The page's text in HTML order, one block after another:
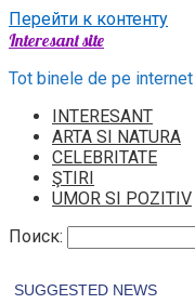
Перейти к контенту
Interesant site
Tot binele de pe internet
INTERESANT
ARTA SI NATURA
CELEBRITATE
ŞTIRI
UMOR SI POZITIV
Поиск: